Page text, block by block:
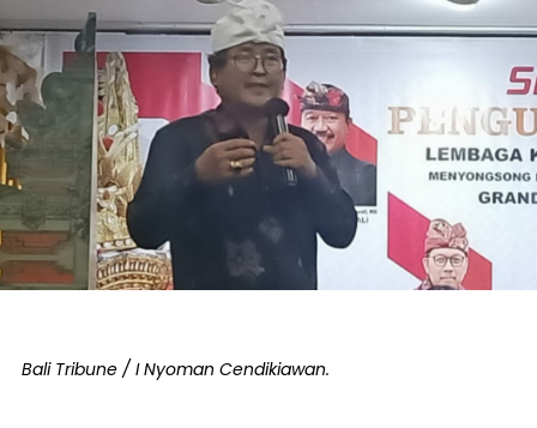
Bali Tribune / I Nyoman Cendikiawan.